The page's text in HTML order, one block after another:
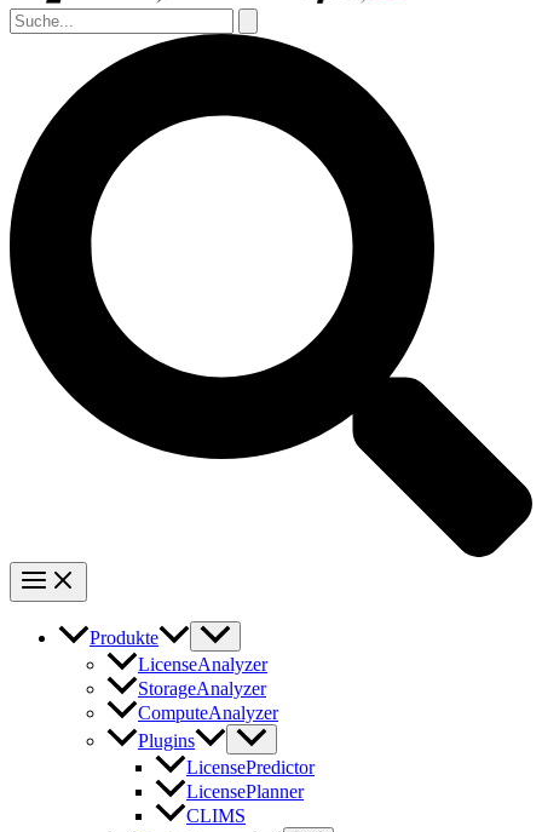
Produkte
LicenseAnalyzer
StorageAnalyzer
ComputeAnalyzer
Plugins
LicensePredictor
LicensePlanner
CLIMS